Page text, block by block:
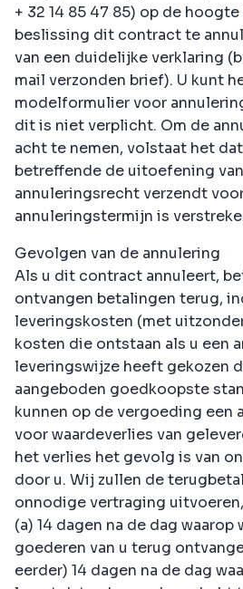
+ 32 14 85 47 85) op de
beslissing dit contract te
van een duidelijke verklaring
mail verzonden brief). U kunt
modelformulier voor
dit is niet verplicht. Om de
acht te nemen, volstaat het
betreffende de uitoefening
annuleringsrecht verzendt
annuleringstermijn is
Gevolgen van de annulering
Als u dit contract annuleert,
ontvangen betalingen terug,
leveringskosten (met
kosten die ontstaan als u een
leveringswijze heeft gekozen
aangeboden goedkoopste
kunnen op de vergoeding een
voor waardeverlies van
het verlies het gevolg is van
door u. Wij zullen de
onnodige vertraging
(a) 14 dagen na de dag
goederen van u terug
eerder) 14 dagen na de dag